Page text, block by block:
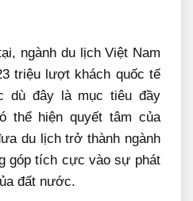
ngành du lịch Việt Nam
triệu lượt khách quốc tế
dù đây là mục tiêu đầy
thể hiện quyết tâm của
du lịch trở thành ngành
góp tích cực vào sự phát
đất nước.